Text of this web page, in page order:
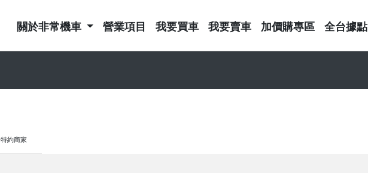
關於非常機車 營業項目 我要買車 我要賣車 加價購專區 全台據點
特約商家